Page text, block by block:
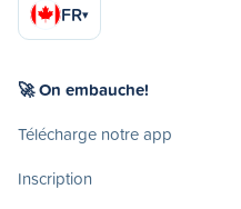
FR▾
🚀 On embauche!
Télécharge notre app
Inscription